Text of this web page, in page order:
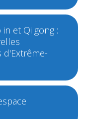
in et Qi gong :
d'Extrême-